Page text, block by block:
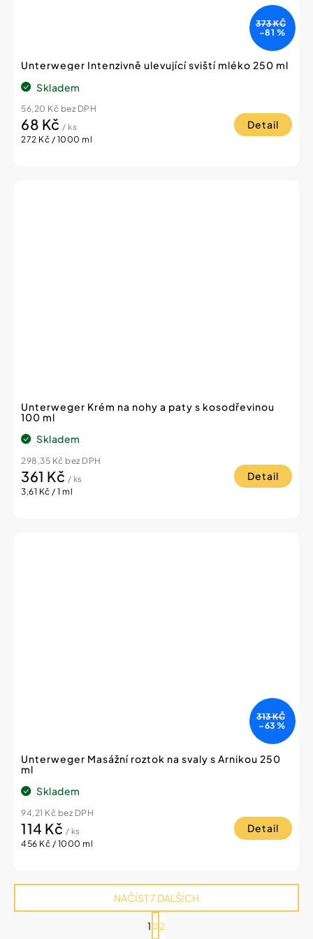
373 KČ
–81 %
Unterweger Intenzivně ulevující sviští mléko 250 ml
Skladem
56,20 Kč bez DPH
68 Kč / ks
Měrná
272 Kč / 1000 ml
Detail
Unterweger Krém na nohy a paty s kosodřevinou
100 ml
Skladem
298,35 Kč bez DPH
361 Kč / ks
Měrná
3,61 Kč / 1 ml
Detail
313 KČ
–63 %
Unterweger Masážní roztok na svaly s Arnikou 250
ml
Skladem
94,21 Kč bez DPH
114 Kč / ks
Měrná
456 Kč / 1000 ml
Detail
NAČÍST 7 DALŠÍCH
S
t
1
2